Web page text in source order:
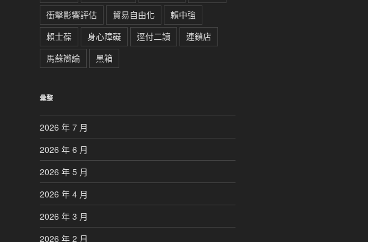
衝擊影響評估
貿易自由化
賴中強
賴士葆
身心障礙 逕付二讀
連鎖店
馬蘇辯論
黑箱
彙整
2026 年 7 月
2026 年 6 月
2026 年 5 月
2026 年 4 月
2026 年 3 月
2026 年 2 月